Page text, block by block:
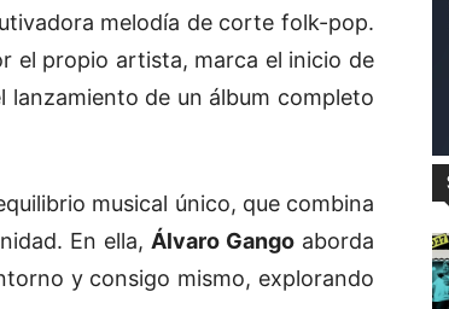
melodía de corte folk-pop.
el propio artista, marca el inicio de
lanzamiento de un álbum completo
musical único, que combina
En ella, Álvaro Gangoaborda
y consigo mismo, explorando